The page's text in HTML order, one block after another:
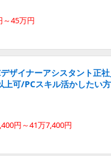
～45万円
ザイナーアシスタント正
上可/PCスキル活かしたい
円～41万7,400円